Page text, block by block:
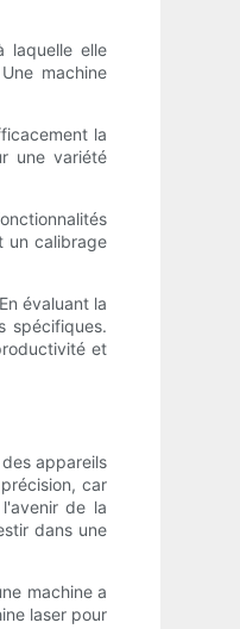
laquelle elle
machine
la
une variété
un calibrage
évaluant la
spécifiques.
et
appareils
car
de la
dans une
machine a
laser pour